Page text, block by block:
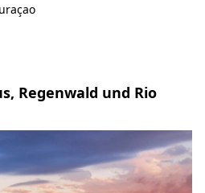
Regenwald und Rio